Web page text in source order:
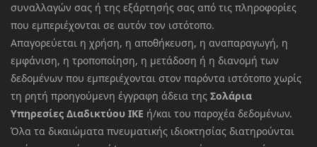
συναλλαγών σας ή της εξάρτησής σας από τις πληροφορίες
που εμπεριέχονται σε αυτόν τον ιστότοπο.
Απαγορεύεται η χρήση, η αποθήκευση, η αναπαραγωγή, η
εμφάνιση, η τροποποίηση, η μετάδοση ή η διανομή των
δεδομένων που εμπεριέχονται στον παρόντα ιστότοπο χωρίς
τη ρητή προηγούμενη έγγραφη άδεια της Σολάρια
Υπηρεσίες Διαδικτύου ΙΚΕ ή/και του παροχέα δεδομένων.
Όλα τα δικαιώματα πνευματικής ιδιοκτησίας διατηρούνται